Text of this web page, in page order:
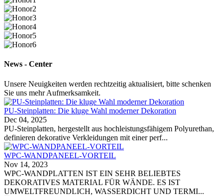
News - Center
Unsere Neuigkeiten werden rechtzeitig aktualisiert, bitte schenken
Sie uns mehr Aufmerksamkeit.
PU-Steinplatten: Die kluge Wahl moderner Dekoration
Dec 04, 2025
PU-Steinplatten, hergestellt aus hochleistungsfähigem Polyurethan,
definieren dekorative Verkleidungen mit einer perf...
WPC-WANDPANEEL-VORTEIL
Nov 14, 2023
WPC-WANDPLATTEN IST EIN SEHR BELIEBTES
DEKORATIVES MATERIAL FÜR WÄNDE. ES IST
UMWELTFREUNDLICH, WASSERDICHT UND TERMI...